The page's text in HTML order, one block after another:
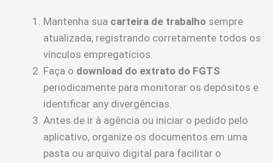
Mantenha sua carteira de trabalho sempre
atualizada, registrando corretamente todos os
vínculos empregatícios.
Faça o download do extrato do FGTS
periodicamente para monitorar os depósitos e
identificar any divergências.
Antes de ir à agência ou iniciar o pedido pelo
aplicativo, organize os documentos em uma
pasta ou arquivo digital para facilitar o